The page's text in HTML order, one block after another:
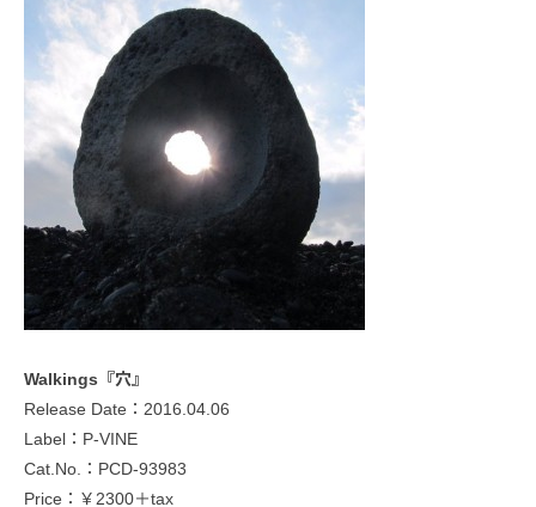
Walkings『穴』
Release Date：2016.04.06
Label：P-VINE
Cat.No.：PCD-93983
Price：￥2300＋tax